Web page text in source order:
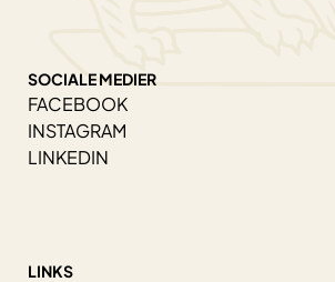
SOCIALE MEDIER
FACEBOOK
INSTAGRAM
LINKEDIN
LINKS